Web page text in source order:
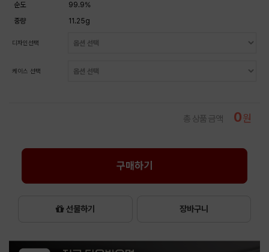
순도
99.9%
중량
11.25g
디자인선택
케이스 선택
총 상품 금액 0원
구매하기
선물하기 장바구니